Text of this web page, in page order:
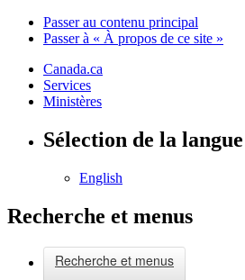
Passer au contenu principal
Passer à « À propos de ce site »
Canada.ca
Services
Ministères
Sélection de la langue
English
Recherche et menus
Recherche et menus